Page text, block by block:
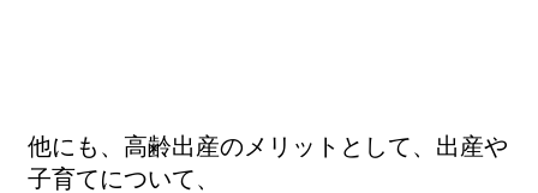
他にも、高齢出産のメリットとして、出産や
子育てについて、